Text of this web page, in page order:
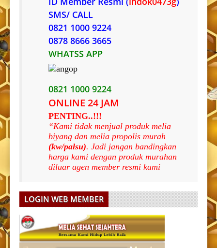
SMS/ CALL
0821 1000 9224
0878 8666 3665
WHATSS APP
0821 1000 9224
ONLINE 24 JAM
PENTING..!!!
“Kami tidak menjual produk melia
biyang dan melia propolis murah
(kw/palsu). Jadi jangan bandingkan
harga kami dengan produk murahan
diluar agen member resmi kami
LOGIN WEB MEMBER